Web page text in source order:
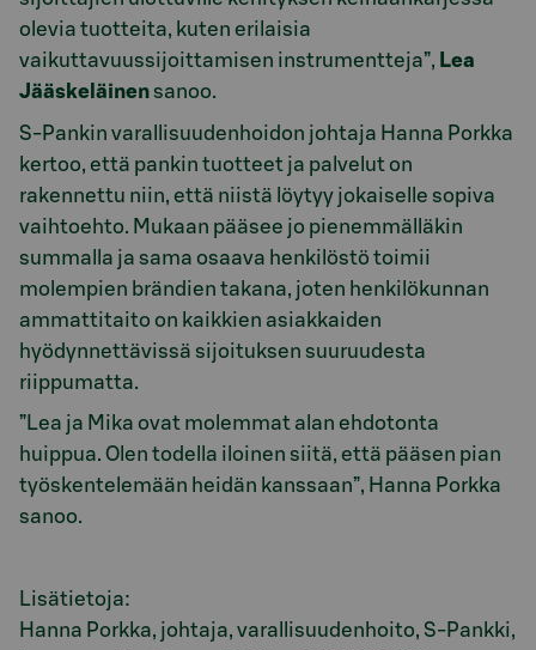
olevia tuotteita, kuten erilaisia
vaikuttavuussijoittamisen instrumentteja”, Lea
Jääskeläinensanoo.
S-Pankin varallisuudenhoidon johtaja Hanna Porkka
kertoo, että pankin tuotteet ja palvelut on
rakennettu niin, että niistä löytyy jokaiselle sopiva
vaihtoehto. Mukaan pääsee jo pienemmälläkin
summalla ja sama osaava henkilöstö toimii
molempien brändien takana, joten henkilökunnan
ammattitaito on kaikkien asiakkaiden
hyödynnettävissä sijoituksen suuruudesta
riippumatta.
”Lea ja Mika ovat molemmat alan ehdotonta
huippua. Olen todella iloinen siitä, että pääsen pian
työskentelemään heidän kanssaan”, Hanna Porkka
sanoo.
Lisätietoja:
Hanna Porkka, johtaja, varallisuudenhoito, S-Pankki,